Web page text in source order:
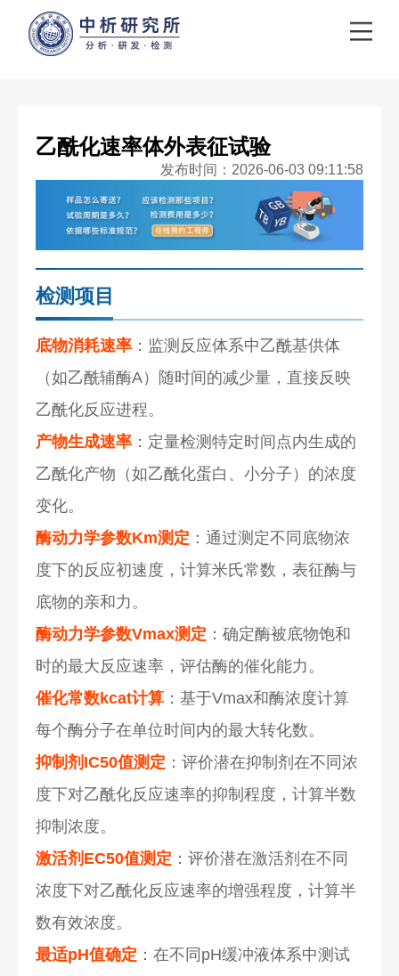
乙酰化速率体外表征试验
发布时间：2026-06-03 09:11:58
检测项目
底物消耗速率 ：监测反应体系中乙酰基供体
（如乙酰辅酶A）随时间的减少量，直接反映
乙酰化反应进程。
产物生成速率 ：定量检测特定时间点内生成的
乙酰化产物（如乙酰化蛋白、小分子）的浓度
变化。
酶动力学参数Km测定 ：通过测定不同底物浓
度下的反应初速度，计算米氏常数，表征酶与
底物的亲和力。
酶动力学参数Vmax测定 ：确定酶被底物饱和
时的最大反应速率，评估酶的催化能力。
催化常数kcat计算 ：基于Vmax和酶浓度计算
每个酶分子在单位时间内的最大转化数。
抑制剂IC50值测定 ：评价潜在抑制剂在不同浓
度下对乙酰化反应速率的抑制程度，计算半数
抑制浓度。
激活剂EC50值测定 ：评价潜在激活剂在不同
浓度下对乙酰化反应速率的增强程度，计算半
数有效浓度。
最适pH值确定 ：在不同pH缓冲液体系中测试